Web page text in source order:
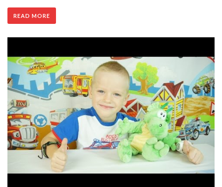
READ MORE